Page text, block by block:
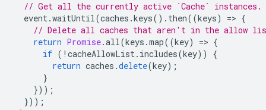
// Get all the currently active `Cache` instances.
event.waitUntil(caches .keys(). then((keys) => {
// Delete all caches that aren't in the allow
return Promise.all(keys .map((key) => {
if ( ! cacheAllowList. includes(key))
{
return caches .delete(key);
}
}));
}));